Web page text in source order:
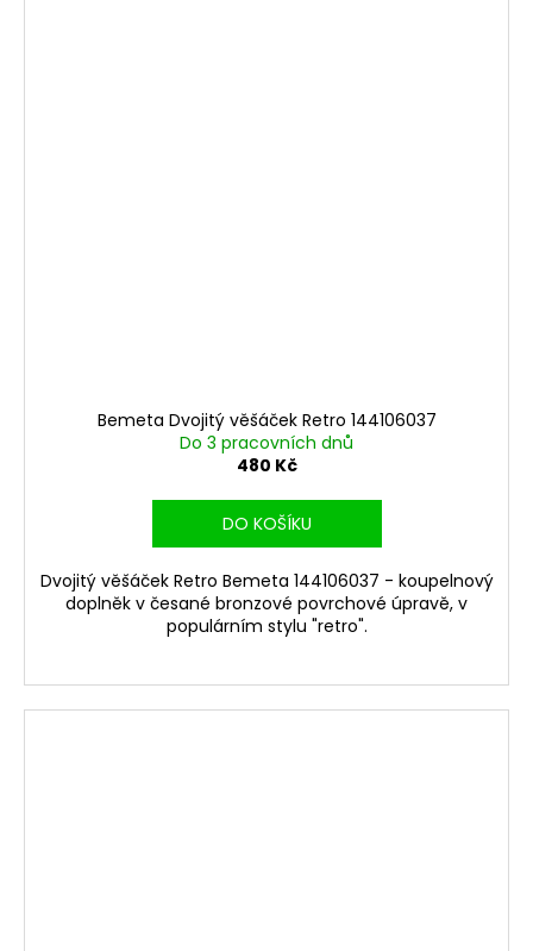
Bemeta Dvojitý věšáček Retro 144106037
Do 3 pracovních dnů
480 Kč
DO KOŠÍKU
Dvojitý věšáček Retro Bemeta 144106037 - koupelnový
doplněk v česané bronzové povrchové úpravě, v
populárním stylu "retro".